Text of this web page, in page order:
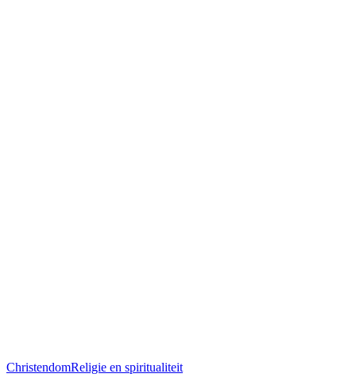
ChristendomReligie en spiritualiteit